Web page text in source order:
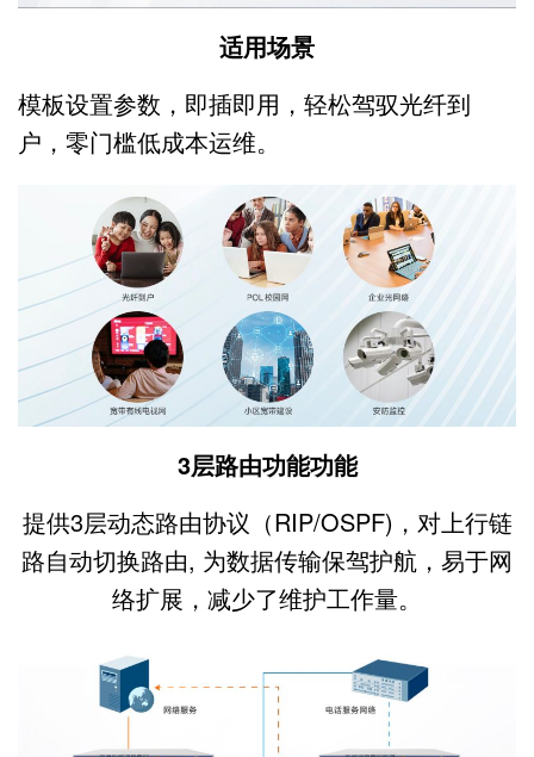
适用场景
模板设置参数，即插即用，轻松驾驭光纤到
户，零门槛低成本运维。
3层路由功能功能
提供3层动态路由协议（RIP/OSPF)，对上行链
路自动切换路由, 为数据传输保驾护航，易于网
络扩展，减少了维护工作量。